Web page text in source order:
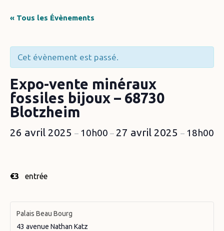
« Tous les Évènements
Cet évènement est passé.
Expo-vente minéraux
fossiles bijoux – 68730
Blotzheim
26 avril 2025 – 10h00 – 27 avril 2025 – 18h00
€3 entrée
Palais Beau Bourg
43 avenue Nathan Katz